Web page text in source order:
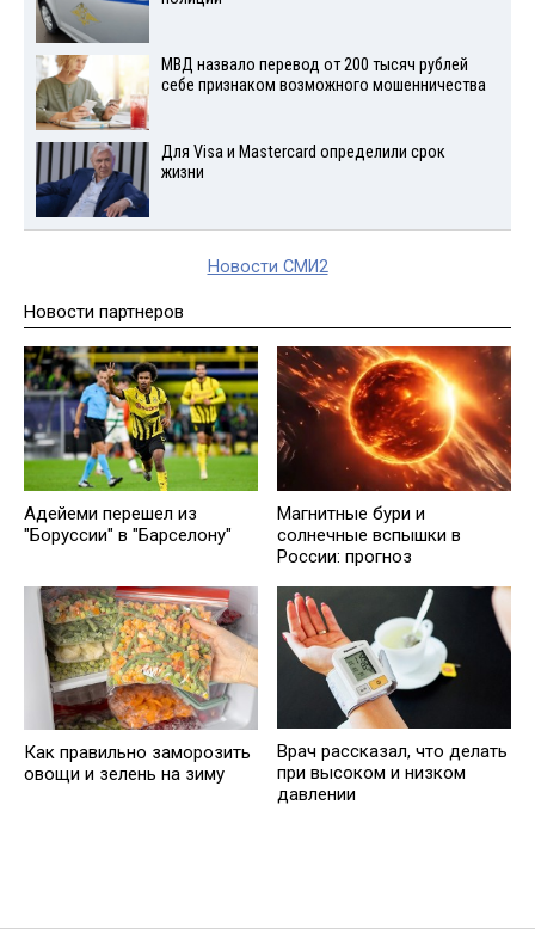
МВД назвало перевод от 200 тысяч рублей
себе признаком возможного мошенничества
Для Visа и Mastercard определили срок
жизни
Новости СМИ2
Новости партнеров
Адейеми перешел из
"Боруссии" в "Барселону"
Магнитные бури и
солнечные вспышки в
России: прогноз
Как правильно заморозить
овощи и зелень на зиму
Врач рассказал, что делать
при высоком и низком
давлении